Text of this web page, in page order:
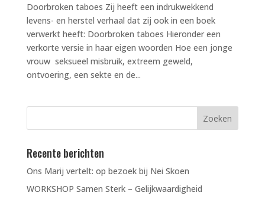
Doorbroken taboes Zij heeft een indrukwekkend
levens- en herstel verhaal dat zij ook in een boek
verwerkt heeft: Doorbroken taboes Hieronder een
verkorte versie in haar eigen woorden Hoe een jonge
vrouw seksueel misbruik, extreem geweld,
ontvoering, een sekte en de...
Recente berichten
Ons Marij vertelt: op bezoek bij Nei Skoen
WORKSHOP Samen Sterk – Gelijkwaardigheid